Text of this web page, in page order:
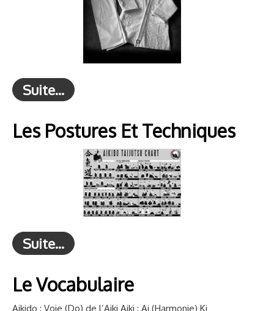
Suite...
Les Postures Et Techniques
Suite...
Le Vocabulaire
Aikido : Voie (Do) de l’Aiki Aiki : Ai (Harmonie) Ki